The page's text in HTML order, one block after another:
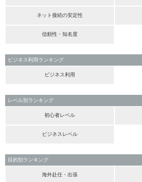
ネット接続の安定性
信頼性・知名度
ビジネス利用ランキング
ビジネス利用
レベル別ランキング
初心者レベル
ビジネスレベル
目的別ランキング
海外赴任・出張